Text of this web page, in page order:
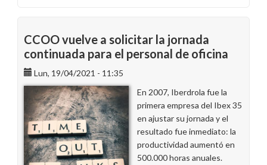
de
Endesa
reclama
una
mayor
flexibilidad
para
2023
CCOO vuelve a solicitar la jornada
continuada para el personal de oficina
Lun, 19/04/2021 - 11:35
En 2007, Iberdrola fue la
primera empresa del Ibex 35
en ajustar su jornada y el
resultado fue inmediato: la
productividad aumentó en
500.000 horas anuales.